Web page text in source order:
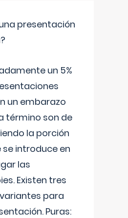
presentación
un 5%
un embarazo
término son de
la porción
introduce en
las
Existen tres
para
Puras: